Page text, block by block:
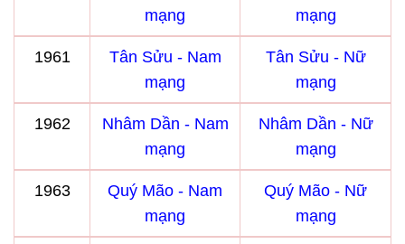
mạng
mạng
1961
Tân Sửu - Nam
mạng
Tân Sửu - Nữ
mạng
1962
Nhâm Dần - Nam
mạng
Nhâm Dần - Nữ
mạng
1963
Quý Mão - Nam
mạng
Quý Mão - Nữ
mạng